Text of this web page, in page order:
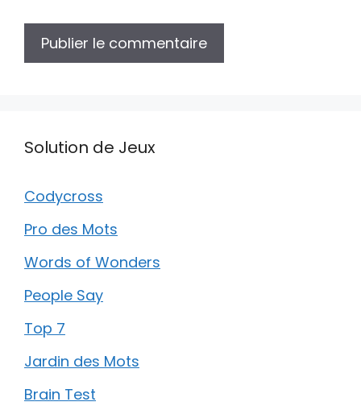
Solution de Jeux
Codycross
Pro des Mots
Words of Wonders
People Say
Top 7
Jardin des Mots
Brain Test